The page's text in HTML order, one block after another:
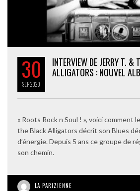
30
SEP2020
INTERVIEW DE JERRY T. &
ALLIGATORS : NOUVEL
« Roots Rock n Soul ! », voici comment
the Black Alligators décrit son Blues
d’énergie. Depuis 5 ans ce groupe de
son chemin.
LA PARIZIENNE